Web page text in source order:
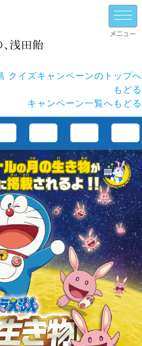
クイズキャンペーンのトップへ
もどる
キャンペーン一覧へもどる